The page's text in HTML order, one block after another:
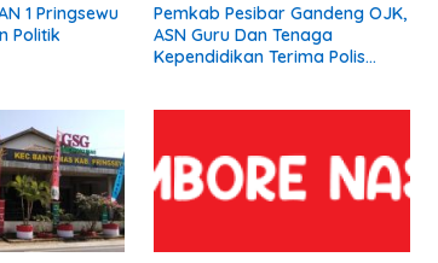
1 Pringsewu
Politik
Pemkab Pesibar Gandeng OJK,
ASN Guru Dan Tenaga
Kependidikan Terima Polis